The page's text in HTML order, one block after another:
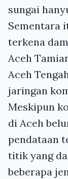
sungai
Sementara
terkena
Aceh
Aceh
jaringan
Meskipun
di Aceh
pendataan
titik yang
beberapa